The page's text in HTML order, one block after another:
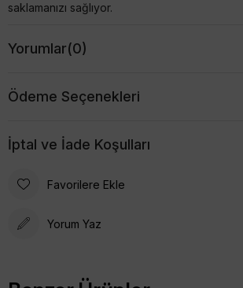
saklamanızı sağlıyor.
Yorumlar(0)
Ödeme Seçenekleri
İptal ve İade Koşulları
Favorilere Ekle
Yorum Yaz